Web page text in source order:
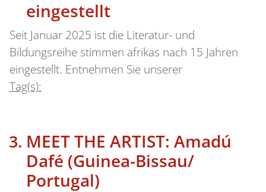
eingestellt
Seit Januar 2025 ist die Literatur- und
Bildungsreihe stimmen afrikas nach 15 Jahren
eingestellt. Entnehmen Sie unserer
Tag(s):
MEET THE ARTIST: Amadú
Dafé (Guinea-Bissau/
Portugal)